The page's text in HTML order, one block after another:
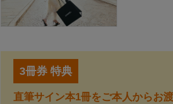
3冊券 特典
直筆サイン本1冊をご本人からお